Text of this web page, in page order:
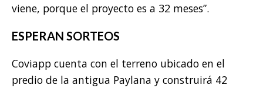
viene, porque el proyecto es a 32 meses”.
ESPERAN SORTEOS
Coviapp cuenta con el terreno ubicado en el
predio de la antigua Paylana y construirá 42